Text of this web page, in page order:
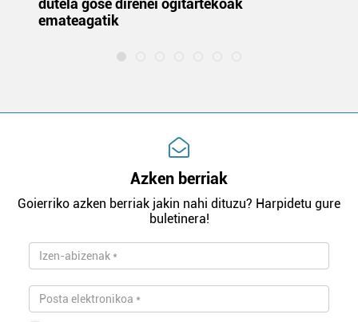
dutela gose direnei ogitartekoak
emateagatik
Azken berriak
Goierriko azken berriak jakin nahi dituzu? Harpidetu gure
buletinera!